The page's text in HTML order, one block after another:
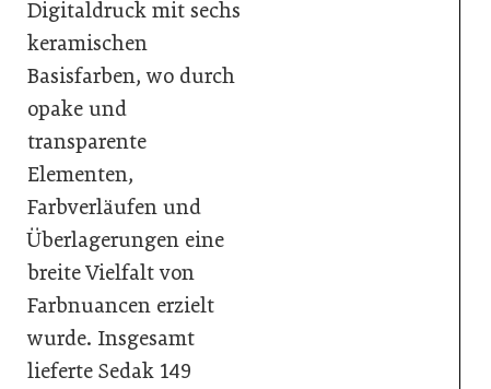
Digitaldruck mit sechs
keramischen
Basisfarben, wo durch
opake und
transparente
Elementen,
Farbverläufen und
Überlagerungen eine
breite Vielfalt von
Farbnuancen erzielt
wurde. Insgesamt
lieferte Sedak 149